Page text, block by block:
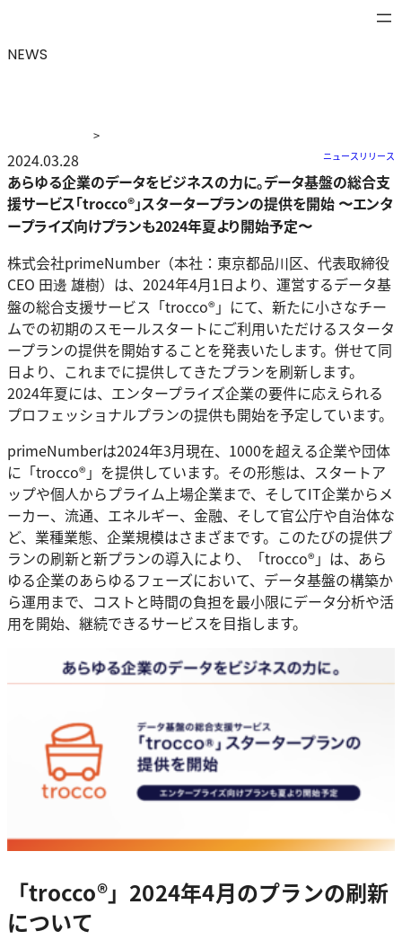
NEWS
>
ニュース> あらゆる企業のデータをビジネスの力に。データ
基盤の総合支援サービス「trocco®」スタータープランの提
供を開始 〜エンタープライズ向けプランも2024年夏より開
始予定〜
2024.03.28 ニュースリリース
あらゆる企業のデータをビジネスの力に。データ基盤の総合支
援サービス「trocco®」スタータープランの提供を開始 〜エンタ
ープライズ向けプランも2024年夏より開始予定〜
株式会社primeNumber（本社：東京都品川区、代表取締役
CEO 田邊 雄樹）は、2024年4月1日より、運営するデータ基
盤の総合支援サービス「trocco®」にて、新たに小さなチー
ムでの初期のスモールスタートにご利用いただけるスタータ
ープランの提供を開始することを発表いたします。併せて同
日より、これまでに提供してきたプランを刷新します。
2024年夏には、エンタープライズ企業の要件に応えられる
プロフェッショナルプランの提供も開始を予定しています。
primeNumberは2024年3月現在、1000を超える企業や団体
に「trocco®」を提供しています。その形態は、スタートア
ップや個人からプライム上場企業まで、そしてIT企業からメ
ーカー、流通、エネルギー、金融、そして官公庁や自治体な
ど、業種業態、企業規模はさまざまです。このたびの提供プ
ランの刷新と新プランの導入により、「trocco®」は、あら
ゆる企業のあらゆるフェーズにおいて、データ基盤の構築か
ら運用まで、コストと時間の負担を最小限にデータ分析や活
用を開始、継続できるサービスを目指します。
「trocco®」2024年4月のプランの刷新
について